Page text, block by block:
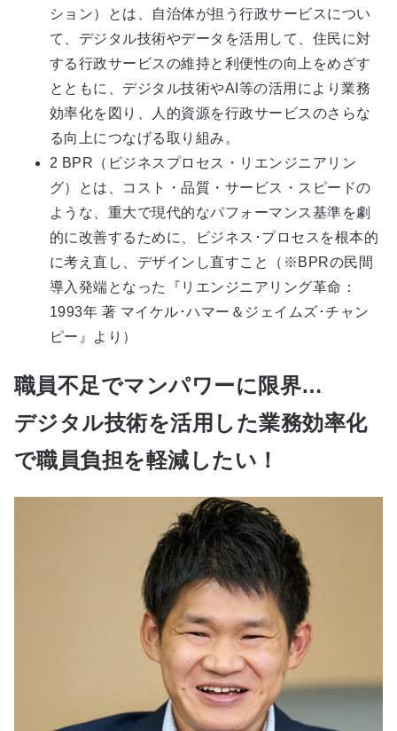
ション）とは、自治体が担う行政サービスについ
て、デジタル技術やデータを活用して、住民に対
する行政サービスの維持と利便性の向上をめざす
とともに、デジタル技術やAI等の活用により業務
効率化を図り、人的資源を行政サービスのさらな
る向上につなげる取り組み。
2 BPR（ビジネスプロセス・リエンジニアリン
グ）とは、コスト・品質・サービス・スピードの
ような、重大で現代的なパフォーマンス基準を劇
的に改善するために、ビジネス･プロセスを根本的
に考え直し、デザインし直すこと（※BPRの民間
導入発端となった『リエンジニアリング革命：
1993年 著 マイケル･ハマー＆ジェイムズ･チャン
ピー』より）
職員不足でマンパワーに限界…
デジタル技術を活用した業務効率化
で職員負担を軽減したい！